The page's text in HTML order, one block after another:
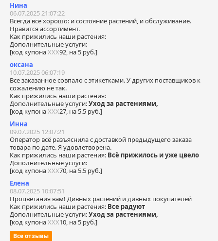
Нина
06.07.2025 21:07:22
Всегда все хорошо: и состояние растений, и обслуживание.
Нравится ассортимент.
Как прижились наши растения:
Дополнительные услуги:
[код купонаХХХ92, на 5 руб.]
оксана
10.07.2025 06:07:19
Все заказанное совпало с этикетками. У других поставщиков к
сожалению не так.
Как прижились наши растения:
Дополнительные услуги:Уход за растениями,
[код купонаХХХ27, на 5.5 руб.]
Инна
09.07.2025 12:07:21
Оператор всё разъяснила с доставкой предыдущего заказа
товара по дате. Я удовлетворена.
Как прижились наши растения: Всё прижилось и уже цвело
Дополнительные услуги:
[код купонаХХХ70, на 5.5 руб.]
Елена
08.07.2025 10:07:51
Процветания вам! Дивных растений и дивных покупателей
Как прижились наши растения: Все радуют
Дополнительные услуги:Уход за растениями,
[код купонаХХХ10, на 5 руб.]
Все отзывы